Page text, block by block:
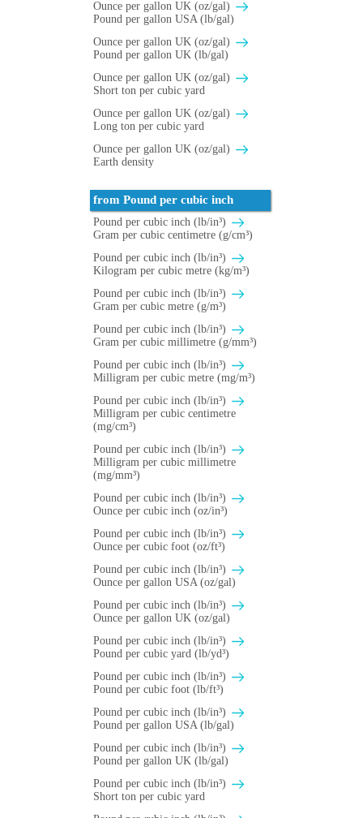
Ounce per gallon UK (oz/gal)
Pound per gallon USA (lb/gal)
Ounce per gallon UK (oz/gal)
Pound per gallon UK (lb/gal)
Ounce per gallon UK (oz/gal)
Short ton per cubic yard
Ounce per gallon UK (oz/gal)
Long ton per cubic yard
Ounce per gallon UK (oz/gal)
Earth density
from Pound per cubic inch
Pound per cubic inch (lb/in³)
Gram per cubic centimetre (g/cm³)
Pound per cubic inch (lb/in³)
Kilogram per cubic metre (kg/m³)
Pound per cubic inch (lb/in³)
Gram per cubic metre (g/m³)
Pound per cubic inch (lb/in³)
Gram per cubic millimetre (g/mm³)
Pound per cubic inch (lb/in³)
Milligram per cubic metre (mg/m³)
Pound per cubic inch (lb/in³)
Milligram per cubic centimetre
(mg/cm³)
Pound per cubic inch (lb/in³)
Milligram per cubic millimetre
(mg/mm³)
Pound per cubic inch (lb/in³)
Ounce per cubic inch (oz/in³)
Pound per cubic inch (lb/in³)
Ounce per cubic foot (oz/ft³)
Pound per cubic inch (lb/in³)
Ounce per gallon USA (oz/gal)
Pound per cubic inch (lb/in³)
Ounce per gallon UK (oz/gal)
Pound per cubic inch (lb/in³)
Pound per cubic yard (lb/yd³)
Pound per cubic inch (lb/in³)
Pound per cubic foot (lb/ft³)
Pound per cubic inch (lb/in³)
Pound per gallon USA (lb/gal)
Pound per cubic inch (lb/in³)
Pound per gallon UK (lb/gal)
Pound per cubic inch (lb/in³)
Short ton per cubic yard